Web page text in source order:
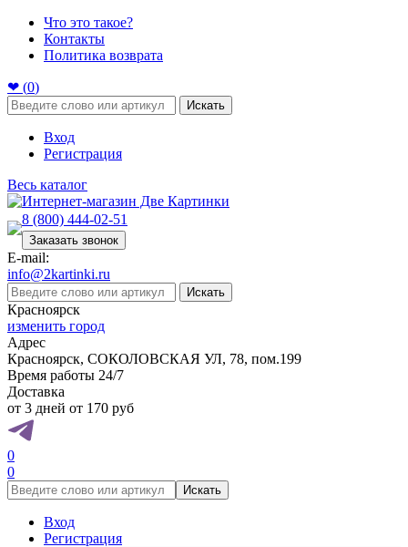
Что это такое?
Контакты
Политика возврата
❤ (0)
Искать
Вход
Регистрация
Весь каталог
8 (800) 444-02-51
Заказать звонок
E-mail:
info@2kartinki.ru
Искать
Красноярск
изменить город
Адрес
Красноярск, СОКОЛОВСКАЯ УЛ, 78, пом.199
Время работы 24/7
Доставка
от 3 дней от 170 руб
0
0
Искать
Вход
Регистрация